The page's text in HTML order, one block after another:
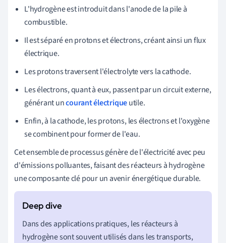
L'hydrogène est introduit dans l'anode de la pile à
combustible.
Il est séparé en protons et électrons, créant ainsi un flux
électrique.
Les protons traversent l'électrolyte vers la cathode.
Les électrons, quant à eux, passent par un circuit externe,
générant uncourant électriqueutile.
Enfin, à la cathode, les protons, les électrons et l'oxygène
se combinent pour former de l'eau.
Cet ensemble de processus génère de l'électricité avec peu
d'émissions polluantes, faisant des réacteurs à hydrogène
une composante clé pour un avenir énergétique durable.
Dans des applications pratiques, les réacteurs à
hydrogène sont souvent utilisés dans les transports,